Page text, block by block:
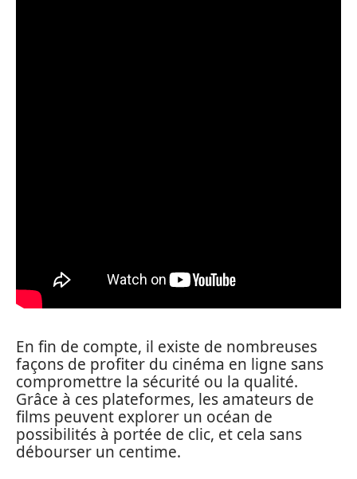
En fin de compte, il existe de nombreuses
façons de profiter du cinéma en ligne sans
compromettre la sécurité ou la qualité.
Grâce à ces plateformes, les amateurs de
films peuvent explorer un océan de
possibilités à portée de clic, et cela sans
débourser un centime.